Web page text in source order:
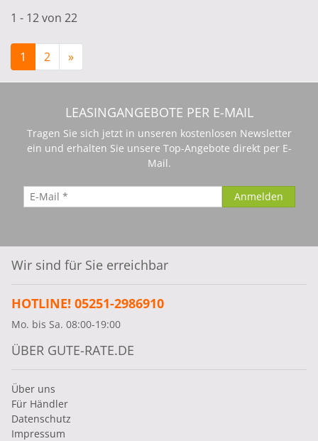
1 - 12 von 22
1 2 »
LEASINGANGEBOTE PER E-MAIL
Tragen Sie sich jetzt in unseren kostenlosen Newsletter
ein und erhalten Sie unsere Top-Angebote direkt per E-
Mail.
Wir sind für Sie erreichbar
HOTLINE! 05251-2986910
Mo. bis Sa. 08:00-19:00
ÜBER GUTE-RATE.DE
Über uns
Für Händler
Datenschutz
Impressum